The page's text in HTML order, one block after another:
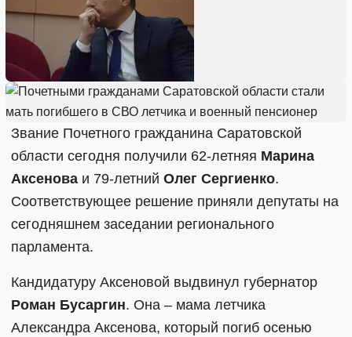
Звание Почетного гражданина Саратовской
области сегодня получили 62-летняя Марина
Аксенова и 79-летний Олег Сергиенко.
Соответствующее решение приняли депутаты на
сегодняшнем заседании регионального
парламента.
Кандидатуру Аксеновой выдвинул губернатор
Роман Бусаргин. Она – мама летчика
Александра Аксенова, который погиб осенью